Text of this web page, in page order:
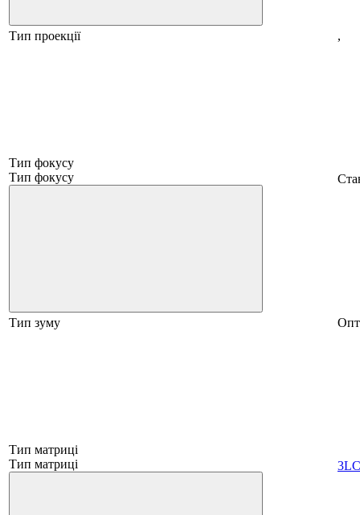
Тип проекції ,
Тип фокусу
Тип фокусу
Тип зуму
Тип матриці
Тип матриці